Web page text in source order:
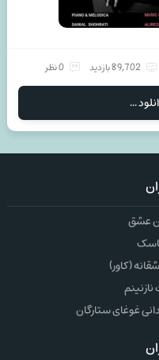
89,702 بازدید 0 نظر
...
عشق
(کاور)
غوغای ستارگان